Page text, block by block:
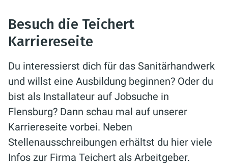
Besuch die Teichert
Karriereseite
Du interessierst dich für das Sanitärhandwerk
und willst eine Ausbildung beginnen? Oder du
bist als Installateur auf Jobsuche in
Flensburg? Dann schau mal auf unserer
Karriereseite vorbei. Neben
Stellenausschreibungen erhältst du hier viele
Infos zur Firma Teichert als Arbeitgeber.